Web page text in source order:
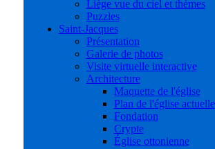
Liège vue du ciel et thèmes
Puzzles
Saint-Jacques
Présentation
Galerie de photos
Visite virtuelle interactive
Architecture
Maquette de l'église
Plan de l'église actuelle
Fondation
Crypte
Église ottonienne